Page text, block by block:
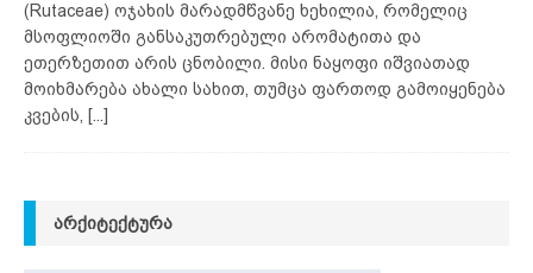
(Rutaceae) ოჯახის მარადმწვანე ხეხილია, რომელიც
მსოფლიოში განსაკუთრებული არომატითა და
ეთერზეთით არის ცნობილი. მისი ნაყოფი იშვიათად
მოიხმარება ახალი სახით, თუმცა ფართოდ გამოიყენება
კვების, [...]
ᲐᲠᲥᲘᲢᲔᲥᲢᲣᲠᲐ